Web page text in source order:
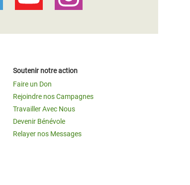
Soutenir notre action
Faire un Don
Rejoindre nos Campagnes
Travailler Avec Nous
Devenir Bénévole
Relayer nos Messages